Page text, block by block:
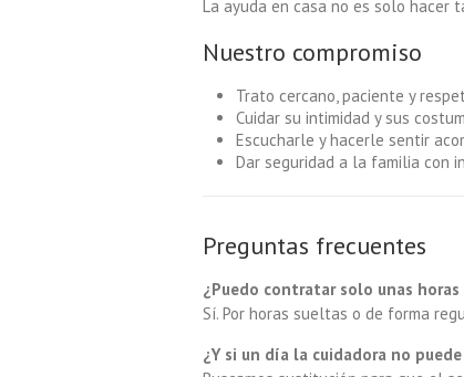
La ayuda en casa no es solo hacer
Nuestro compromiso
Trato cercano, paciente y
Cuidar su intimidad y sus
Escucharle y hacerle sentir
Dar seguridad a la familia con
Preguntas frecuentes
¿Puedo contratar solo unas
Sí. Por horas sueltas o de forma
¿Y si un día la cuidadora no